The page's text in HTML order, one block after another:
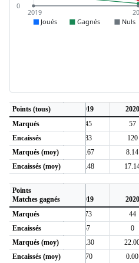
0
2019
Joués Gagnés Nuls
Points (tous) 2019 2020
Marqués
245 57
Encaissés
283 120
Marqués (moy)
11.67 8.14
Encaissés (moy)
13.48
Points
Matches gagnés
2019 2020
Marqués
173 44
Encaissés
57 0
Marqués (moy)
17.30
Encaissés (moy)
5.70 0.00